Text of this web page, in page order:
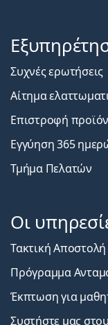
Συχνές ερωτήσεις
Αίτημα
Επιστροφή
Εγγύηση 365
Τμήμα Πελατών
Οι
Τακτική Αποστολή
Πρόγραμμα
Έκπτωση για
Συστήστε μας